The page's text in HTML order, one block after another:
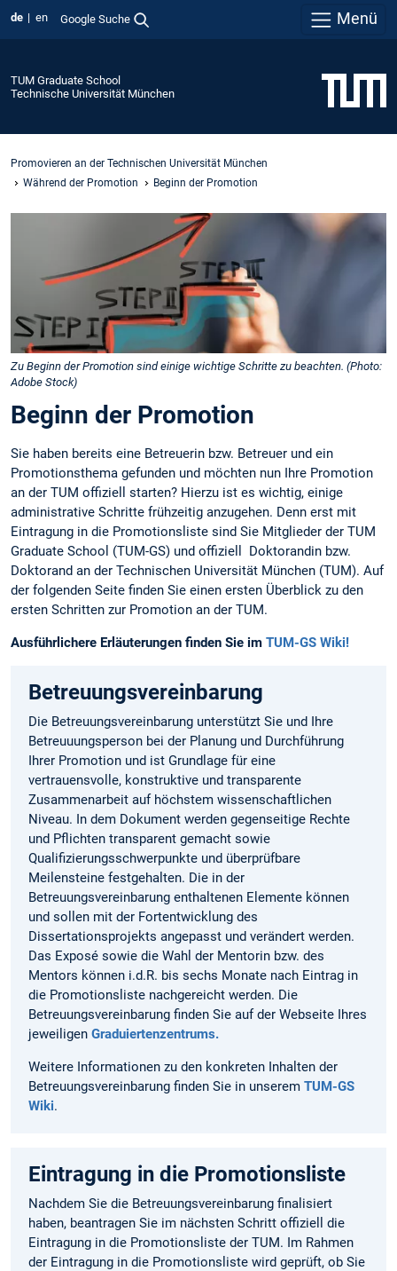
de en Google Suche Menü
TUM Graduate School
Technische Universität München
Promovieren an der Technischen Universität München
Während der Promotion
Beginn der Promotion
Zu Beginn der Promotion sind einige wichtige Schritte zu beachten. (Photo:
Adobe Stock)
Beginn der Promotion
Sie haben bereits eine Betreuerin bzw. Betreuer und ein
Promotionsthema gefunden und möchten nun Ihre Promotion
an der TUM offiziell starten? Hierzu ist es wichtig, einige
administrative Schritte frühzeitig anzugehen. Denn erst mit
Eintragung in die Promotionsliste sind Sie Mitglieder der TUM
Graduate School (TUM-GS) und offiziell Doktorandin bzw.
Doktorand an der Technischen Universität München (TUM). Auf
der folgenden Seite finden Sie einen ersten Überblick zu den
ersten Schritten zur Promotion an der TUM.
Ausführlichere Erläuterungen finden Sie im TUM-GS Wiki!
Betreuungsvereinbarung
Die Betreuungsvereinbarung unterstützt Sie und Ihre
Betreuuungsperson bei der Planung und Durchführung
Ihrer Promotion und ist Grundlage für eine
vertrauensvolle, konstruktive und transparente
Zusammenarbeit auf höchstem wissenschaftlichen
Niveau. In dem Dokument werden gegenseitige Rechte
und Pflichten transparent gemacht sowie
Qualifizierungsschwerpunkte und überprüfbare
Meilensteine festgehalten. Die in der
Betreuungsvereinbarung enthaltenen Elemente können
und sollen mit der Fortentwicklung des
Dissertationsprojekts angepasst und verändert werden.
Das Exposé sowie die Wahl der Mentorin bzw. des
Mentors können i.d.R. bis sechs Monate nach Eintrag in
die Promotionsliste nachgereicht werden. Die
Betreuungsvereinbarung finden Sie auf der Webseite Ihres
jeweiligen Graduiertenzentrums.
Weitere Informationen zu den konkreten Inhalten der
Betreuungsvereinbarung finden Sie in unserem TUM-GS
Wiki.
Eintragung in die Promotionsliste
Nachdem Sie die Betreuungsvereinbarung finalisiert
haben, beantragen Sie im nächsten Schritt offiziell die
Eintragung in die Promotionsliste der TUM. Im Rahmen
der Eintragung in die Promotionsliste wird geprüft, ob Sie